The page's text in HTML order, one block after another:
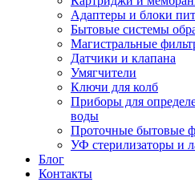
Адаптеры и блоки
Бытовые системы
Магистральные
Датчики и клапана
Умягчители
Ключи для колб
Приборы для
воды
Проточные бытовые
УФ стерилизаторы и
Блог
Контакты